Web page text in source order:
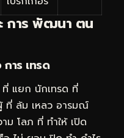
การ พัฒนา ตน
าร เทรด
ที่ แยก นักเทรด ที่
ที่ ล้ม เหลว อารมณ์
โลภ ที่ ทำให้ เปิด